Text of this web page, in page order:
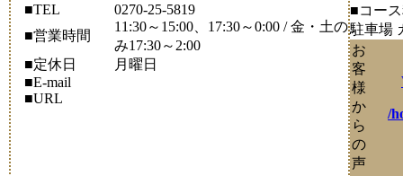
■TEL
0270-25-5819
■営業時間
11:30～15:00、17:30～0:00 / 金・土の
み17:30～2:00
■定休日
月曜日
■E-mail
■URL
■コー
駐車場
お
客
様
か
ら
の
声
/